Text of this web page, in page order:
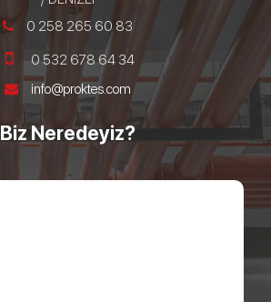
0 258 265 60 83
0 532 678 64 34
info@proktes.com
Biz Neredeyiz?